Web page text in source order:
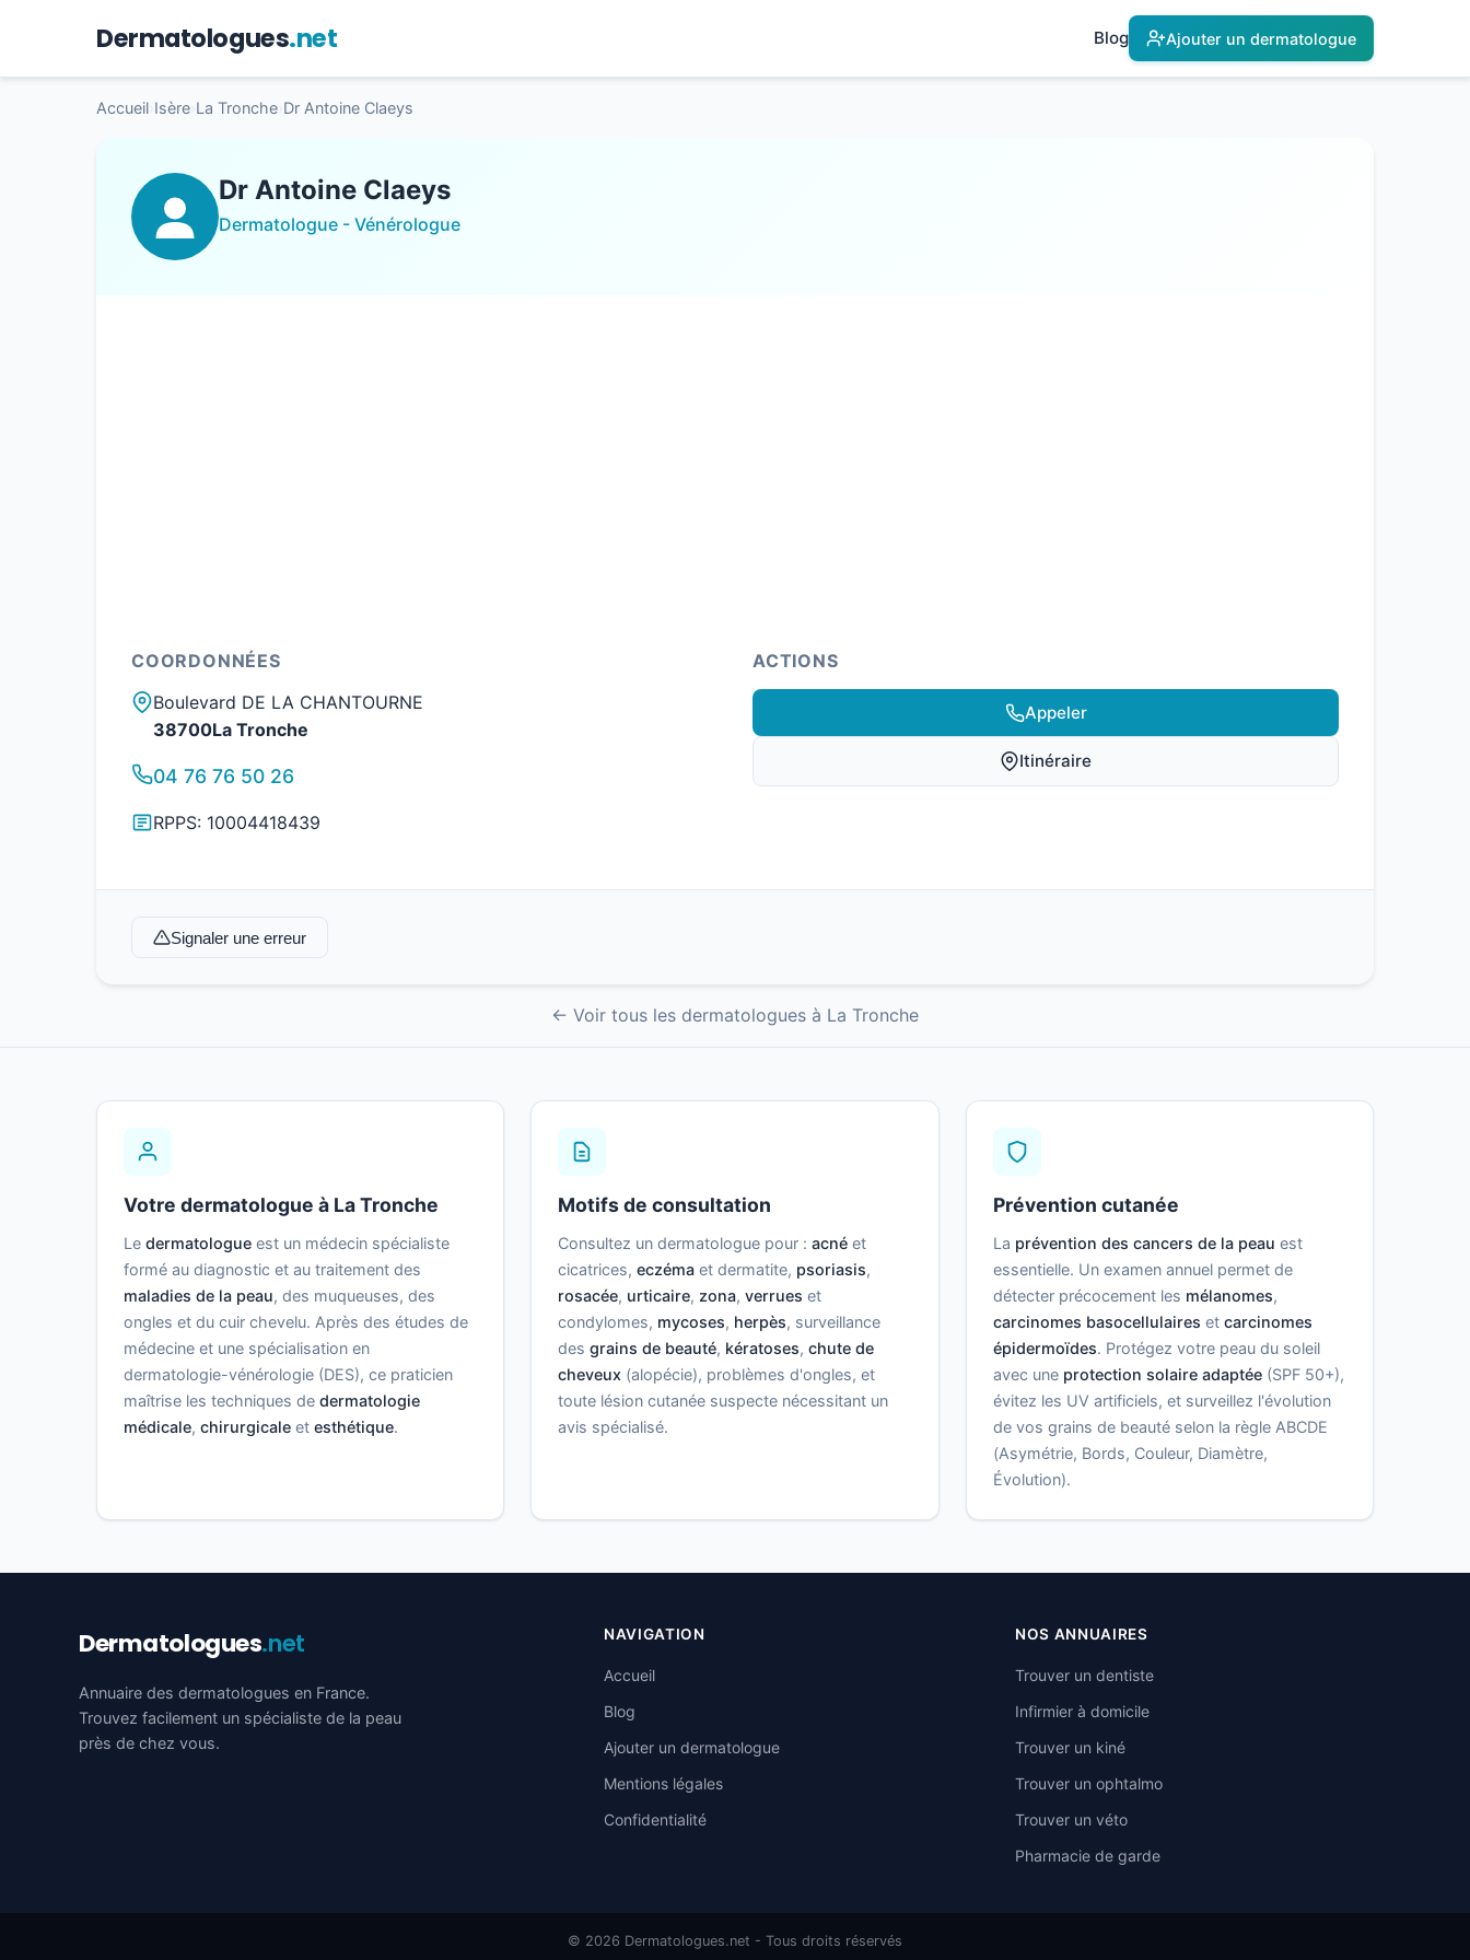
Dermatologues.net Blog Ajouter un dermatologue
Accueil Isère La Tronche Dr Antoine Claeys
Dr Antoine Claeys
Dermatologue - Vénérologue
COORDONNÉES
Boulevard DE LA CHANTOURNE
38700La Tronche
04 76 76 50 26
RPPS: 10004418439
ACTIONS
Appeler
Itinéraire
Signaler une erreur
← Voir tous les dermatologues à La Tronche
Votre dermatologue à La Tronche
Le dermatologue est un médecin spécialiste
formé au diagnostic et au traitement des
maladies de la peau, des muqueuses, des
ongles et du cuir chevelu. Après des études de
médecine et une spécialisation en
dermatologie-vénérologie (DES), ce praticien
maîtrise les techniques de dermatologie
médicale, chirurgicale et esthétique.
Motifs de consultation
Consultez un dermatologue pour :acné et
cicatrices,eczéma et dermatite, psoriasis,
rosacée, urticaire, zona,verrues et
condylomes, mycoses, herpès, surveillance
desgrains de beauté, kératoses,chute de
cheveux (alopécie), problèmes d'ongles, et
toute lésion cutanée suspecte nécessitant un
avis spécialisé.
Prévention cutanée
La prévention des cancers de la peau est
essentielle. Un examen annuel permet de
détecter précocement les mélanomes,
carcinomes basocellulaires et carcinomes
épidermoïdes. Protégez votre peau du soleil
avec une protection solaire adaptée(SPF 50+),
évitez les UV artificiels, et surveillez l'évolution
de vos grains de beauté selon la règle ABCDE
(Asymétrie, Bords, Couleur, Diamètre,
Évolution).
Dermatologues.net
Annuaire des dermatologues en France.
Trouvez facilement un spécialiste de la peau
près de chez vous.
NAVIGATION
Accueil
Blog
Ajouter un dermatologue
Mentions légales
Confidentialité
NOS ANNUAIRES
Trouver un dentiste
Infirmier à domicile
Trouver un kiné
Trouver un ophtalmo
Trouver un véto
Pharmacie de garde
© 2026 Dermatologues.net - Tous droits réservés